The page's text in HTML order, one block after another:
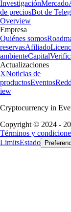
InvestigaciónMercado
de preciosBot de
Overview
Empresa
Quiénes somos
reservasAfiliado
ambienteCapital
Actualizaciones
XNoticias de
productosEventos
iew
Cryptocurrency in
Copyright © 2024 -
Términos y
LimitsEstado